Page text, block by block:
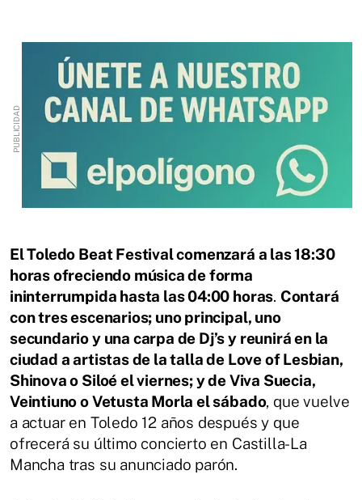
El Toledo Beat Festival comenzará a las 18:30
horas ofreciendo música de forma
ininterrumpida hasta las 04:00 horas. Contará
con tres escenarios; uno principal, uno
secundario y una carpa de Dj’s y reunirá en la
ciudad a artistas de la talla de Love of Lesbian,
Shinova o Siloé el viernes; y de Viva Suecia,
Veintiuno o Vetusta Morla el sábado, que vuelve
a actuar en Toledo 12 años después y que
ofrecerá su último concierto en Castilla-La
Mancha tras su anunciado parón.